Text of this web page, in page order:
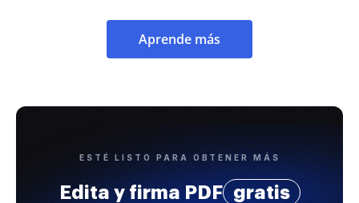
Aprende más
ESTÉ LISTO PARA OBTENER MÁS
Edita y firma PDF gratis